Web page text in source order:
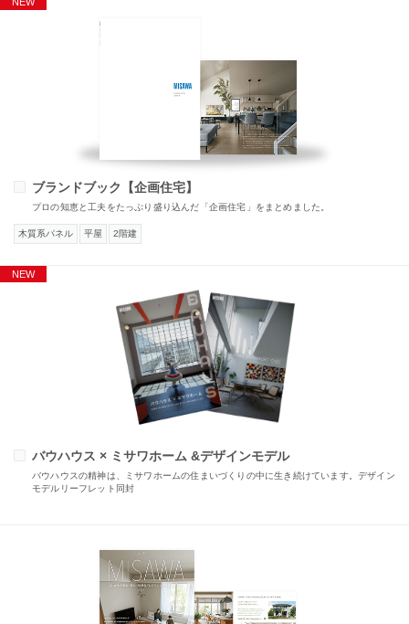
ブランドブック【企画住宅】
プロの知恵と工夫をたっぷり盛り込んだ「企画住宅」をまとめました。
木質系パネル 平屋 2階建
バウハウス × ミサワホーム &デザインモデル
バウハウスの精神は、ミサワホームの住まいづくりの中に生き続けています。デザイン
モデルリーフレット同封